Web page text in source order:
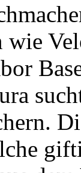
wie